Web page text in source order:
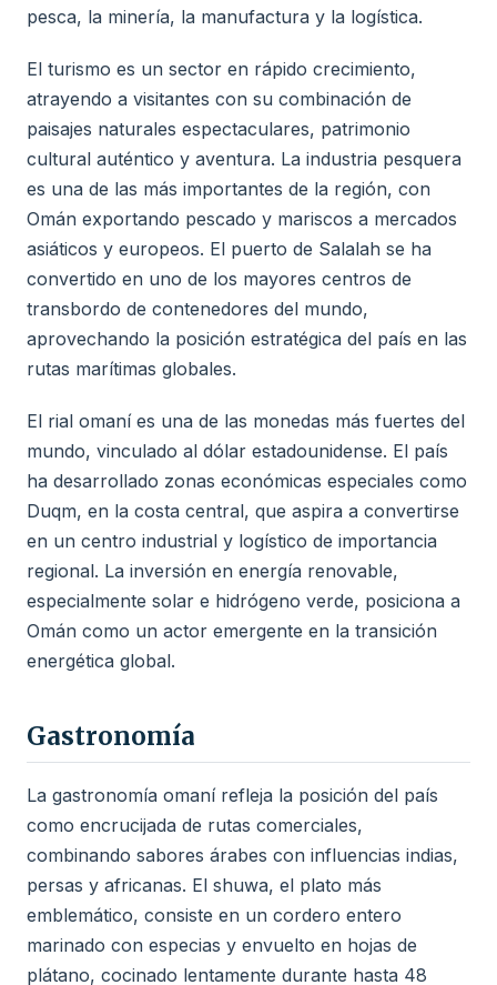
pesca, la minería, la manufactura y la logística.
El turismo es un sector en rápido crecimiento,
atrayendo a visitantes con su combinación de
paisajes naturales espectaculares, patrimonio
cultural auténtico y aventura. La industria pesquera
es una de las más importantes de la región, con
Omán exportando pescado y mariscos a mercados
asiáticos y europeos. El puerto de Salalah se ha
convertido en uno de los mayores centros de
transbordo de contenedores del mundo,
aprovechando la posición estratégica del país en las
rutas marítimas globales.
El rial omaní es una de las monedas más fuertes del
mundo, vinculado al dólar estadounidense. El país
ha desarrollado zonas económicas especiales como
Duqm, en la costa central, que aspira a convertirse
en un centro industrial y logístico de importancia
regional. La inversión en energía renovable,
especialmente solar e hidrógeno verde, posiciona a
Omán como un actor emergente en la transición
energética global.
Gastronomía
La gastronomía omaní refleja la posición del país
como encrucijada de rutas comerciales,
combinando sabores árabes con influencias indias,
persas y africanas. El shuwa, el plato más
emblemático, consiste en un cordero entero
marinado con especias y envuelto en hojas de
plátano, cocinado lentamente durante hasta 48